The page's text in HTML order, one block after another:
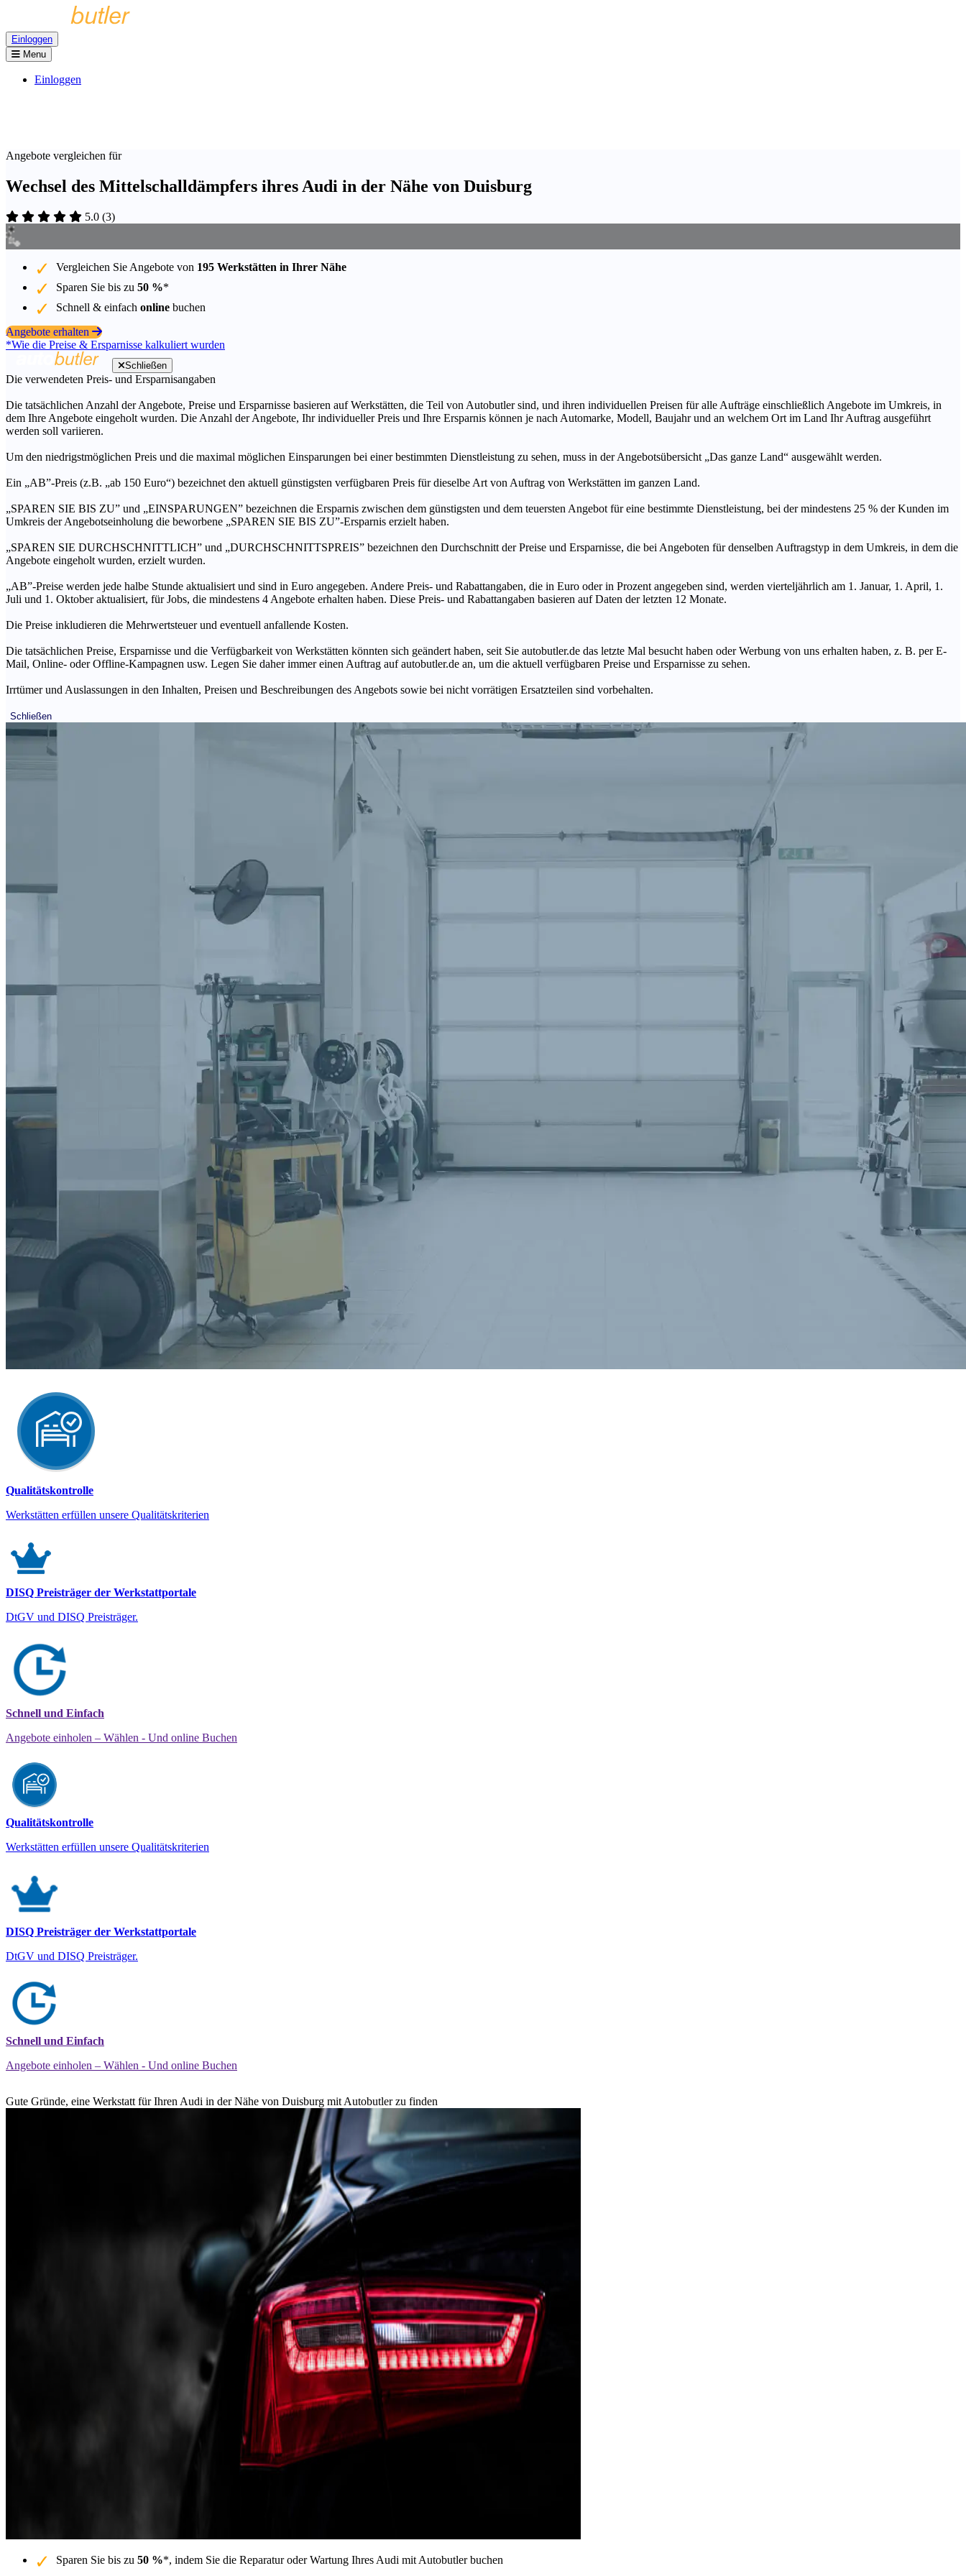
Einloggen
Menu
Einloggen
Angebote vergleichen für
Wechsel des Mittelschalldämpfers ihres Audi in der Nähe von Duisburg
5.0 (3)
Vergleichen Sie Angebote von 195 Werkstätten in Ihrer Nähe
Sparen Sie bis zu 50 %*
Schnell & einfach online buchen
Angebote erhalten
*Wie die Preise & Ersparnisse kalkuliert wurden
Schließen
Die verwendeten Preis- und Ersparnisangaben
Die tatsächlichen Anzahl der Angebote, Preise und Ersparnisse basieren auf Werkstätten, die Teil von Autobutler sind, und ihren individuellen Preisen für alle Aufträge einschließlich Angebote im Umkreis, in
dem Ihre Angebote eingeholt wurden. Die Anzahl der Angebote, Ihr individueller Preis und Ihre Ersparnis können je nach Automarke, Modell, Baujahr und an welchem Ort im Land Ihr Auftrag ausgeführt
werden soll variieren.
Um den niedrigstmöglichen Preis und die maximal möglichen Einsparungen bei einer bestimmten Dienstleistung zu sehen, muss in der Angebotsübersicht „Das ganze Land“ ausgewählt werden.
Ein „AB”-Preis (z.B. „ab 150 Euro“) bezeichnet den aktuell günstigsten verfügbaren Preis für dieselbe Art von Auftrag von Werkstätten im ganzen Land.
„SPAREN SIE BIS ZU” und „EINSPARUNGEN” bezeichnen die Ersparnis zwischen dem günstigsten und dem teuersten Angebot für eine bestimmte Dienstleistung, bei der mindestens 25 % der Kunden im
Umkreis der Angebotseinholung die beworbene „SPAREN SIE BIS ZU”-Ersparnis erzielt haben.
„SPAREN SIE DURCHSCHNITTLICH” und „DURCHSCHNITTSPREIS” bezeichnen den Durchschnitt der Preise und Ersparnisse, die bei Angeboten für denselben Auftragstyp in dem Umkreis, in dem die
Angebote eingeholt wurden, erzielt wurden.
„AB”-Preise werden jede halbe Stunde aktualisiert und sind in Euro angegeben. Andere Preis- und Rabattangaben, die in Euro oder in Prozent angegeben sind, werden vierteljährlich am 1. Januar, 1. April, 1.
Juli und 1. Oktober aktualisiert, für Jobs, die mindestens 4 Angebote erhalten haben. Diese Preis- und Rabattangaben basieren auf Daten der letzten 12 Monate.
Die Preise inkludieren die Mehrwertsteuer und eventuell anfallende Kosten.
Die tatsächlichen Preise, Ersparnisse und die Verfügbarkeit von Werkstätten könnten sich geändert haben, seit Sie autobutler.de das letzte Mal besucht haben oder Werbung von uns erhalten haben, z. B. per E-
Mail, Online- oder Offline-Kampagnen usw. Legen Sie daher immer einen Auftrag auf autobutler.de an, um die aktuell verfügbaren Preise und Ersparnisse zu sehen.
Irrtümer und Auslassungen in den Inhalten, Preisen und Beschreibungen des Angebots sowie bei nicht vorrätigen Ersatzteilen sind vorbehalten.
Schließen
Qualitätskontrolle
Werkstätten erfüllen unsere Qualitätskriterien
DISQ Preisträger der Werkstattportale
DtGV und DISQ Preisträger.
Schnell und Einfach
Angebote einholen – Wählen - Und online Buchen
Qualitätskontrolle
Werkstätten erfüllen unsere Qualitätskriterien
DISQ Preisträger der Werkstattportale
DtGV und DISQ Preisträger.
Schnell und Einfach
Angebote einholen – Wählen - Und online Buchen
Gute Gründe, eine Werkstatt für Ihren Audi in der Nähe von Duisburg mit Autobutler zu finden
Sparen Sie bis zu 50 %*, indem Sie die Reparatur oder Wartung Ihres Audi mit Autobutler buchen